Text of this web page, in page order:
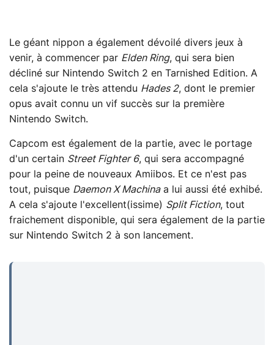
Le géant nippon a également dévoilé divers jeux à
venir, à commencer par Elden Ring, qui sera bien
décliné sur Nintendo Switch 2 en Tarnished Edition. A
cela s'ajoute le très attendu Hades 2, dont le premier
opus avait connu un vif succès sur la première
Nintendo Switch.
Capcom est également de la partie, avec le portage
d'un certain Street Fighter 6, qui sera accompagné
pour la peine de nouveaux Amiibos. Et ce n'est pas
tout, puisque Daemon X Machinaa lui aussi été exhibé.
A cela s'ajoute l'excellent(issime) Split Fiction, tout
fraichement disponible, qui sera également de la partie
sur Nintendo Switch 2 à son lancement.